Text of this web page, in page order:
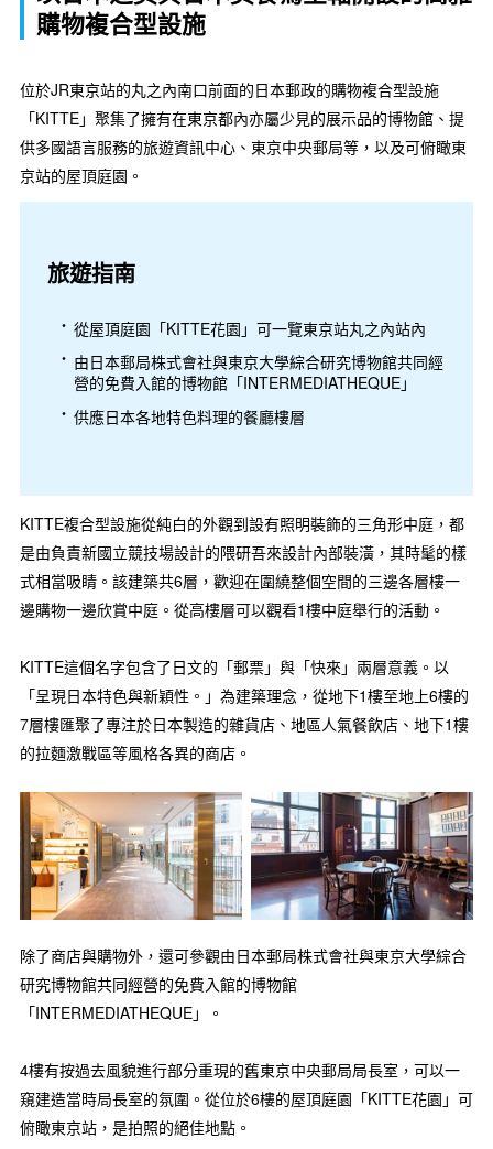
購物複合型設施
位於JR東京站的丸之內南口前面的日本郵政的購物複合型設施
「KITTE」聚集了擁有在東京都內亦屬少見的展示品的博物館、提
供多國語言服務的旅遊資訊中心、東京中央郵局等，以及可俯瞰東
京站的屋頂庭園。
旅遊指南
從屋頂庭園「KITTE花園」可一覽東京站丸之內站內
由日本郵局株式會社與東京大學綜合研究博物館共同經
營的免費入館的博物館「INTERMEDIATHEQUE」
供應日本各地特色料理的餐廳樓層
KITTE複合型設施從純白的外觀到設有照明裝飾的三角形中庭，都
是由負責新國立競技場設計的隈研吾來設計內部裝潢，其時髦的樣
式相當吸睛。該建築共6層，歡迎在圍繞整個空間的三邊各層樓一
邊購物一邊欣賞中庭。從高樓層可以觀看1樓中庭舉行的活動。
KITTE這個名字包含了日文的「郵票」與「快來」兩層意義。以
「呈現日本特色與新穎性。」為建築理念，從地下1樓至地上6樓的
7層樓匯聚了專注於日本製造的雜貨店、地區人氣餐飲店、地下1樓
的拉麵激戰區等風格各異的商店。
除了商店與購物外，還可參觀由日本郵局株式會社與東京大學綜合
研究博物館共同經營的免費入館的博物館
「INTERMEDIATHEQUE」。
4樓有按過去風貌進行部分重現的舊東京中央郵局局長室，可以一
窺建造當時局長室的氛圍。從位於6樓的屋頂庭園「KITTE花園」可
俯瞰東京站，是拍照的絕佳地點。